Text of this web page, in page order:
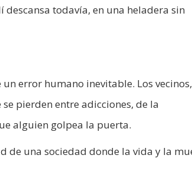
todavía, en una heladera sin
error humano inevitable. Los
pierden entre adicciones, de la
alguien golpea la puerta.
una sociedad donde la vida y la